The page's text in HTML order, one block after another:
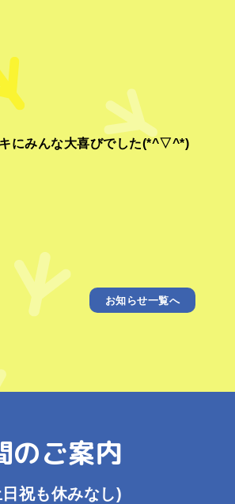
にみんな大喜びでした(*^▽^*)
お知らせ一覧へ
のご案内
祝も休みなし)